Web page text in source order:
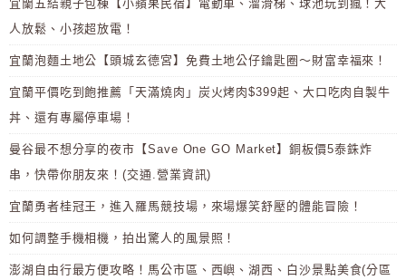
宜蘭五結親子包棟【小蘋果民宿】電動車、溜滑梯、球池玩到瘋！大
人放鬆、小孩超放電！
宜蘭泡麵土地公【頭城玄德宮】免費土地公仔鑰匙圈～財富幸福來！
宜蘭平價吃到飽推薦「天滿燒肉」炭火烤肉$399起、大口吃肉自製牛
丼、還有專屬停車場！
曼谷最不想分享的夜市【Save One GO Market】銅板價5泰銖炸
串，快帶你朋友來！(交通.營業資訊)
宜蘭勇者桂冠王，進入羅馬競技場，來場爆笑舒壓的體能冒險！
如何調整手機相機，拍出驚人的風景照！
澎湖自由行最方便攻略！馬公市區、西嶼、湖西、白沙景點美食(分區